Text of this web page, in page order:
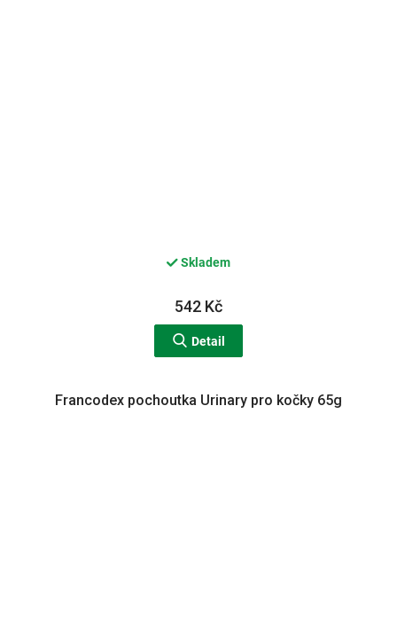
Skladem
542 Kč
Detail
Francodex pochoutka Urinary pro kočky 65g